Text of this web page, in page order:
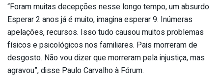
“Foram muitas decepções nesse longo tempo, um absurdo.
Esperar 2 anos já é muito, imagina esperar 9. Inúmeras
apelações, recursos. Isso tudo causou muitos problemas
físicos e psicológicos nos familiares. Pais morreram de
desgosto. Não vou dizer que morreram pela injustiça, mas
agravou”, disse Paulo Carvalho à Fórum.